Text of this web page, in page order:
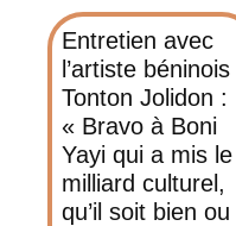
Entretien avec
l’artiste béninois
Tonton Jolidon :
« Bravo à Boni
Yayi qui a mis le
milliard culturel,
qu’il soit bien ou